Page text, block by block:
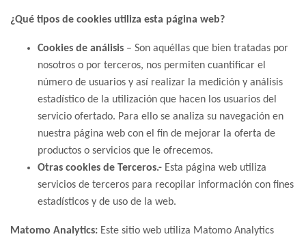
¿Qué tipos de cookies utiliza esta página web?
Cookies de análisis – Son aquéllas que bien tratadas por
nosotros o por terceros, nos permiten cuantificar el
número de usuarios y así realizar la medición y análisis
estadístico de la utilización que hacen los usuarios del
servicio ofertado. Para ello se analiza su navegación en
nuestra página web con el fin de mejorar la oferta de
productos o servicios que le ofrecemos.
Otras cookies de Terceros.- Esta página web utiliza
servicios de terceros para recopilar información con fines
estadísticos y de uso de la web.
Matomo Analytics: Este sitio web utiliza Matomo Analytics